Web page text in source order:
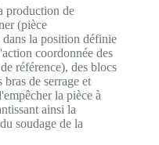
production de
(pièce
dans la position définie
coordonnée des
référence), des blocs
bras de serrage et
la pièce à
ainsi la
soudage de la